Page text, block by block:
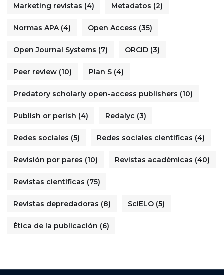
Marketing revistas (4) Metadatos (2)
Normas APA(4) Open Access (35)
Open Journal Systems (7) ORCID (3)
Peer review (10) Plan S (4)
Predatory scholarly open-access publishers (10)
Publish or perish (4) Redalyc (3)
Redes sociales (5) Redes sociales científicas (4)
Revisión por pares (10) Revistas académicas (40)
Revistas científicas (75)
Revistas depredadoras (8) SciELO (5)
Ética de la publicación (6)